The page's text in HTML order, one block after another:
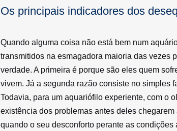
Os principais indicadores dos
Quando alguma coisa não está bem num
transmitidos na esmagadora maioria das vezes
verdade. A primeira é porque são eles quem
vivem. Já a segunda razão consiste no simples
Todavia, para um aquariófilo experiente, com o
existência dos problemas antes deles
quando o seu desconforto perante as